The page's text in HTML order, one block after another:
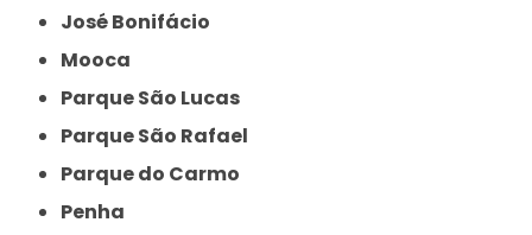
José Bonifácio
Mooca
Parque São Lucas
Parque São Rafael
Parque do Carmo
Penha